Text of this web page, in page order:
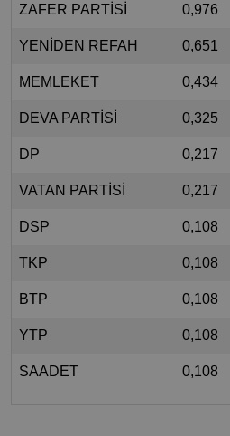
ZAFER PARTİSİ 0,976
YENİDEN REFAH 0,651
MEMLEKET 0,434
DEVA PARTİSİ 0,325
DP 0,217
VATAN PARTİSİ 0,217
DSP 0,108
TKP 0,108
BTP 0,108
YTP 0,108
SAADET 0,108